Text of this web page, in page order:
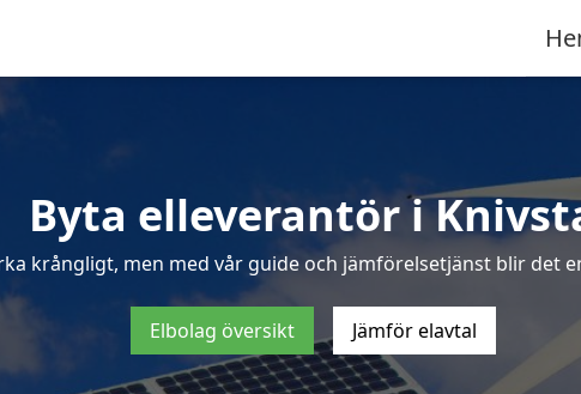
Byta elleverantör i
krångligt, men med vår guide och jämförelsetjänst blir det
Elbolag översikt Jämför elavtal